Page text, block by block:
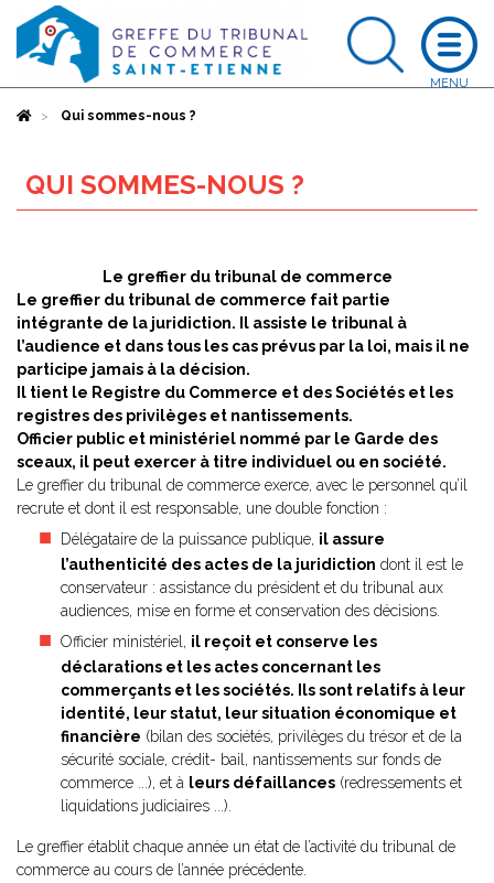
AccueilQui sommes-nous ?
QUI SOMMES-NOUS ?
Le greffier du tribunal de commerce
Le greffier du tribunal de commerce fait partie
intégrante de la juridiction. Il assiste le tribunal à
l’audience et dans tous les cas prévus par la loi, mais il ne
participe jamais à la décision.
Il tient le Registre du Commerce et des Sociétés et les
registres des privilèges et nantissements.
Officier public et ministériel nommé par le Garde des
sceaux, il peut exercer à titre individuel ou en société.
Le greffier du tribunal de commerce exerce, avec le personnel qu’il
recrute et dont il est responsable, une double fonction :
Délégataire de la puissance publique, il assure
l’authenticité des actes de la juridiction dont il est le
conservateur : assistance du président et du tribunal aux
audiences, mise en forme et conservation des décisions.
Officier ministériel, il reçoit et conserve les
déclarations et les actes concernant les
commerçants et les sociétés. Ils sont relatifs à leur
identité, leur statut, leur situation économique et
financière (bilan des sociétés, privilèges du trésor et de la
sécurité sociale, crédit- bail, nantissements sur fonds de
commerce ...), et à leurs défaillances (redressements et
liquidations judiciaires ...).
Le greffier établit chaque année un état de l’activité du tribunal de
commerce au cours de l’année précédente.